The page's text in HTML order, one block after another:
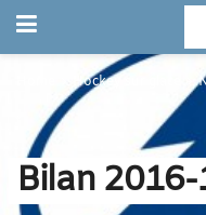
Hockey sur glace
Bilan